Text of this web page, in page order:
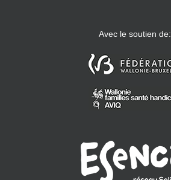
Avec le soutien de: